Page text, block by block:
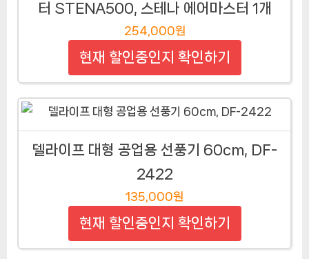
터 STENA500, 스테나 에어마스터 1개
254,000원
현재 할인중인지 확인하기
델라이프 대형 공업용 선풍기 60cm, DF-
2422
135,000원
현재 할인중인지 확인하기